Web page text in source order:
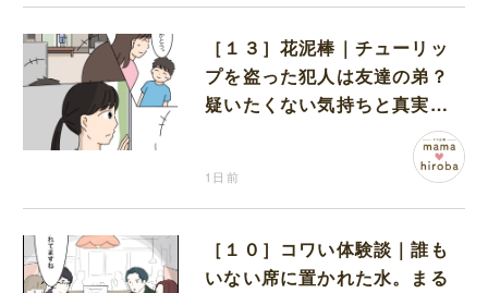
［１３］花泥棒｜チューリッ
プを盗った犯人は友達の弟？
疑いたくない気持ちと真実の
1日前
［１０］コワい体験談｜誰も
いない席に置かれた水。まる